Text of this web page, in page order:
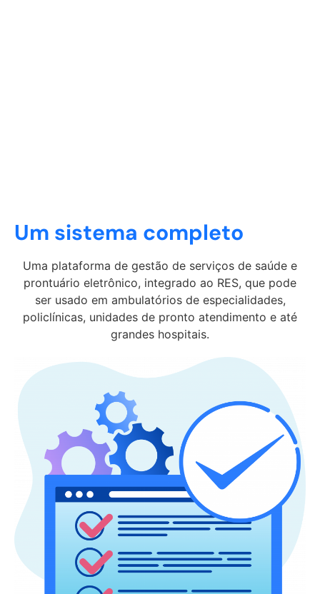
Um sistema completo
Uma plataforma de gestão de serviços de saúde e
prontuário eletrônico, integrado ao RES, que pode
ser usado em ambulatórios de especialidades,
policlínicas, unidades de pronto atendimento e até
grandes hospitais.